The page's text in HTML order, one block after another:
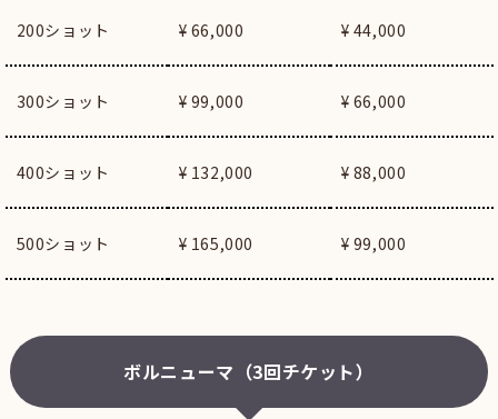
200ショット ¥ 66,000 ¥ 44,000
300ショット ¥ 99,000 ¥ 66,000
400ショット ¥ 132,000 ¥ 88,000
500ショット ¥ 165,000 ¥ 99,000
ボルニューマ（3回チケット）